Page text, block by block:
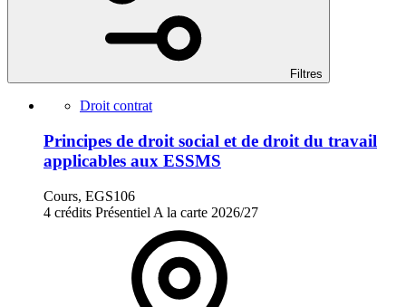
Filtres
Droit contrat
Principes de droit social et de droit du travail
applicables aux ESSMS
Cours, EGS106
4 crédits Présentiel A la carte 2026/27